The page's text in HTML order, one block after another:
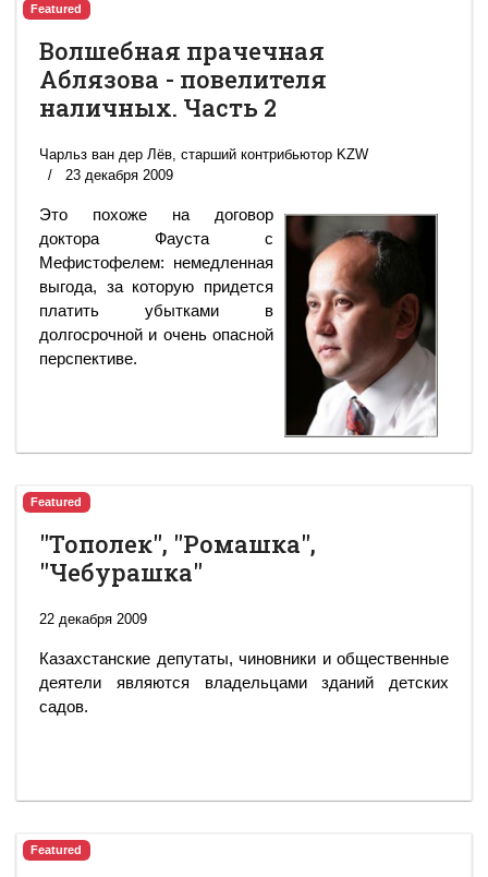
Featured
Волшебная прачечная
Аблязова - повелителя
наличных. Часть 2
Чарльз ван дер Лёв, старший контрибьютор KZW
23 декабря 2009
Это похоже на договор
доктора Фауста с
Мефистофелем: немедленная
выгода, за которую придется
платить убытками в
долгосрочной и очень опасной
перспективе.
Featured
"Тополек", "Ромашка",
"Чебурашка"
22 декабря 2009
Казахстанские депутаты, чиновники и общественные
деятели являются владельцами зданий детских
садов.
Featured